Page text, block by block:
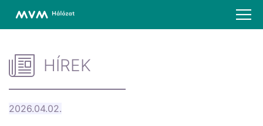
HÍREK
2026.04.02.